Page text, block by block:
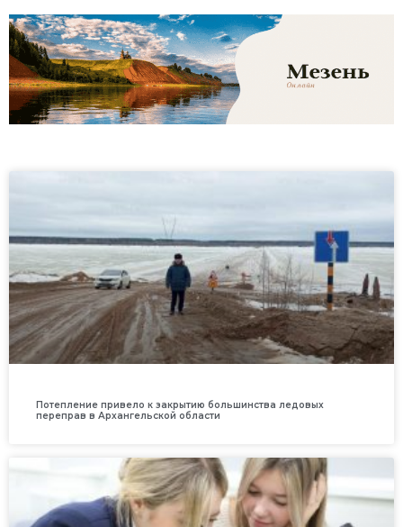
Потепление привело к закрытию большинства ледовых
переправ в Архангельской области